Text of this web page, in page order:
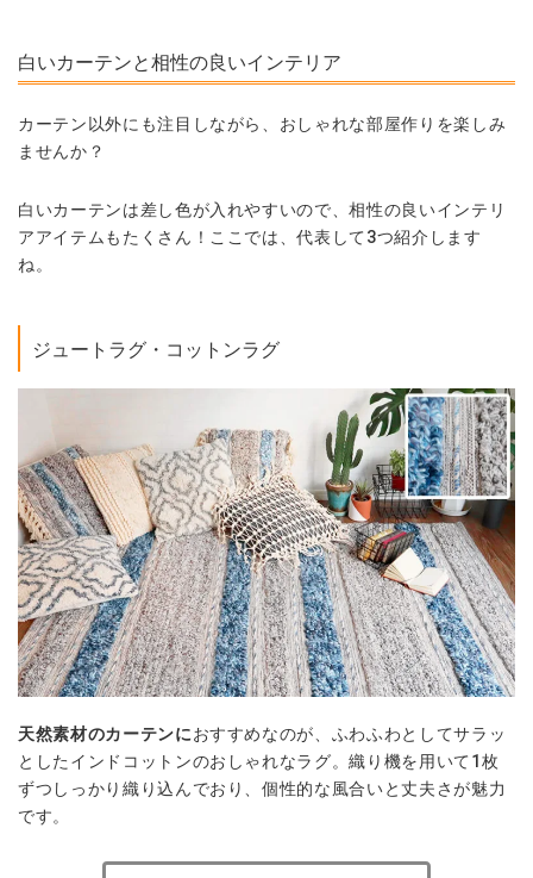
白いカーテンと相性の良いインテリア
カーテン以外にも注目しながら、おしゃれな部屋作りを楽しみ
ませんか？
白いカーテンは差し色が入れやすいので、相性の良いインテリ
アアイテムもたくさん！ここでは、代表して3つ紹介します
ね。
ジュートラグ・コットンラグ
天然素材のカーテンにおすすめなのが、ふわふわとしてサラッ
としたインドコットンのおしゃれなラグ。織り機を用いて1枚
ずつしっかり織り込んでおり、個性的な風合いと丈夫さが魅力
です。